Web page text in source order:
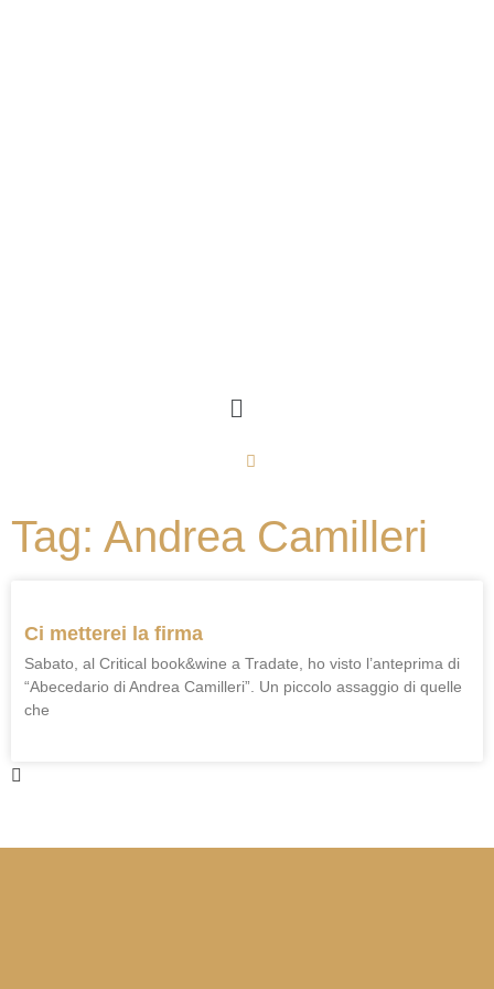
Tag: Andrea Camilleri
Ci metterei la firma
Sabato, al Critical book&wine a Tradate, ho visto l’anteprima di
“Abecedario di Andrea Camilleri”. Un piccolo assaggio di quelle
che